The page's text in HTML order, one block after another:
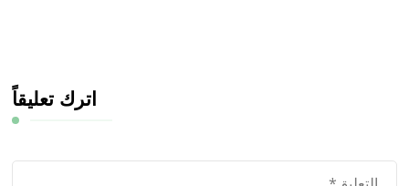
اترك تعليقاً